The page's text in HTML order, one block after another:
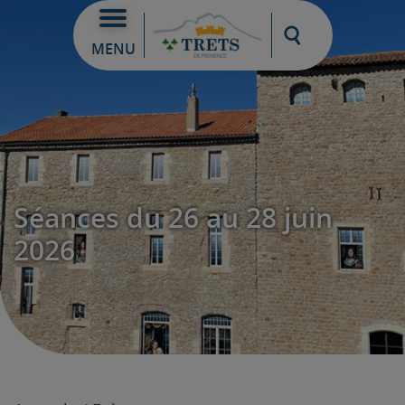
MENU
Moteur de
Séances du 26 au 28 juin
2026